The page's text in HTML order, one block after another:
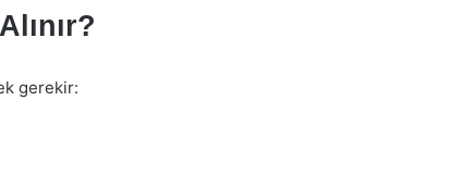
gerekir: